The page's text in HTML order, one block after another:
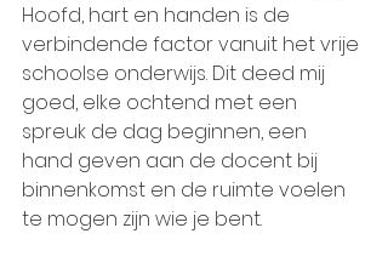
Hoofd, hart en handen is de
verbindende factor vanuit het vrije
schoolse onderwijs. Dit deed mij
goed, elke ochtend met een
spreuk de dag beginnen, een
hand geven aan de docent bij
binnenkomst en de ruimte voelen
te mogen zijn wie je bent.